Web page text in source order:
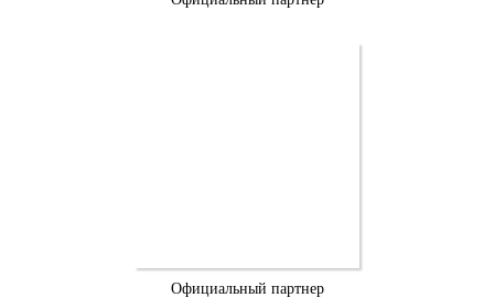
Официальный партнер